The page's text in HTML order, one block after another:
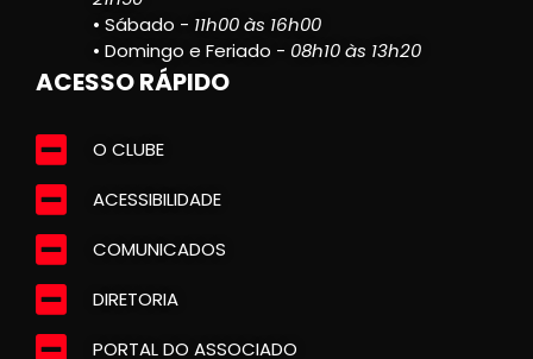
• Sábado - 11h00 às 16h00
• Domingo e Feriado - 08h10 às 13h20
ACESSO RÁPIDO
O CLUBE
ACESSIBILIDADE
COMUNICADOS
DIRETORIA
PORTAL DO ASSOCIADO